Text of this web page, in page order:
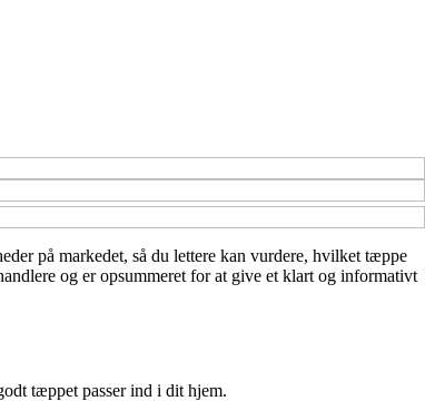
på markedet, så du lettere kan vurdere, hvilket tæppe
og er opsummeret for at give et klart og informativt
tæppet passer ind i dit hjem.